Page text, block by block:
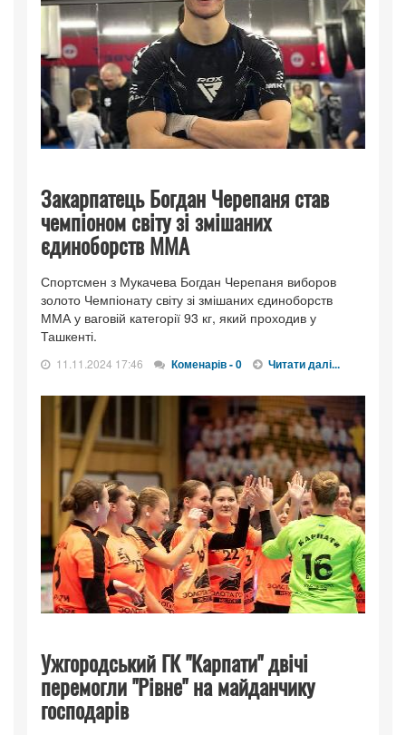
Закарпатець Богдан Черепаня став
чемпіоном світу зі змішаних
єдиноборств ММА
Спортсмен з Мукачева Богдан Черепаня виборов
золото Чемпіонату світу зі змішаних єдиноборств
ММА у ваговій категорії 93 кг, який проходив у
Ташкенті.
11.11.2024 17:46 Коменарів - 0 Читати далі...
Ужгородський ГК "Карпати" двічі
перемогли "Рівне" на майданчику
господарів